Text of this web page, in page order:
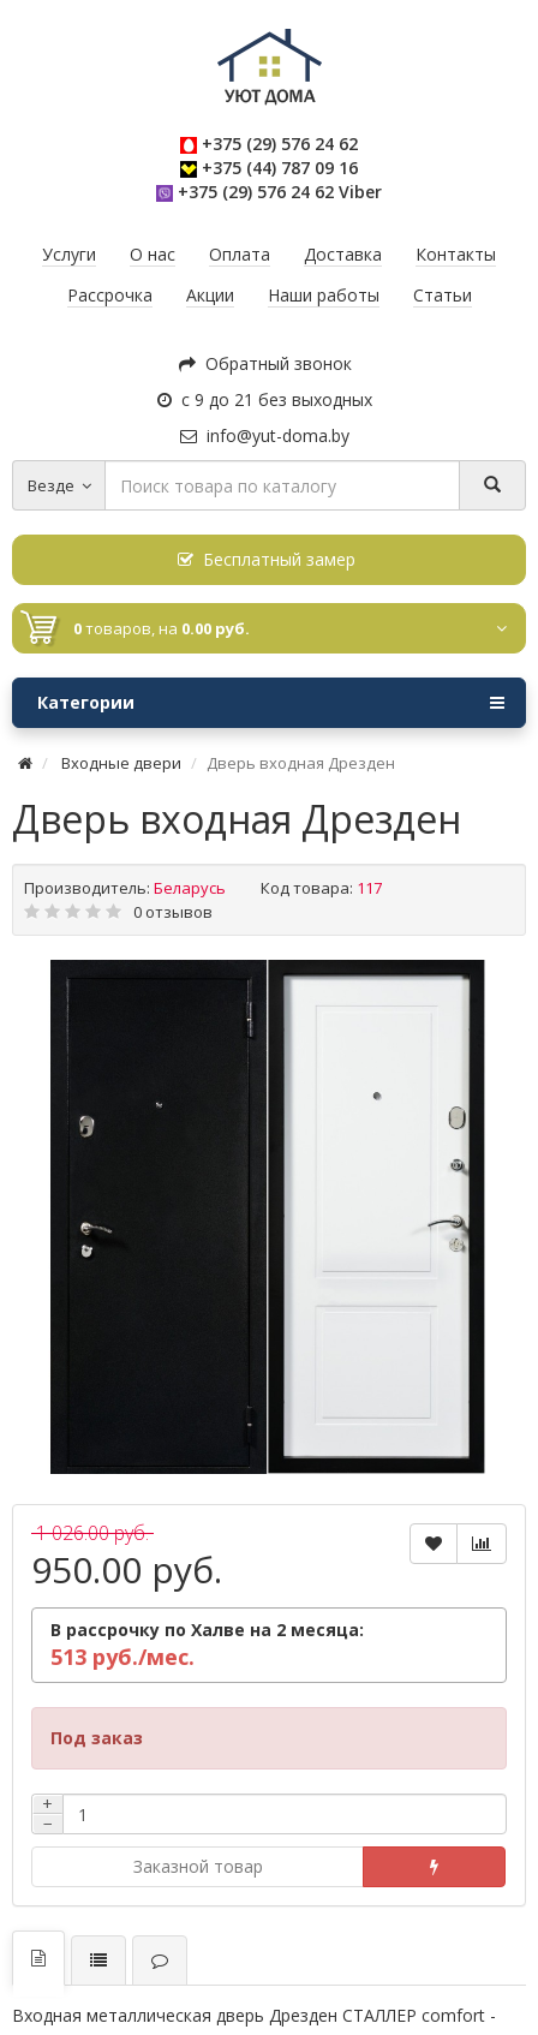
+375 (29) 576 24 62
+375 (44) 787 09 16
+375 (29) 576 24 62 Viber
Услуги О нас Оплата Доставка
Контакты
Рассрочка
Акции Наши работы Статьи
Обратный звонок
с 9 до 21 без выходных
info@yut-doma.by
Везде
Бесплатный замер
0товаров,на 0.00 руб.
Категории
Входные двери Дверь входная Дрезден
Дверь входная Дрезден
Производитель: Беларусь Код товара: 117
0 отзывов
1 026.00 руб.
950.00 руб.
В рассрочку по Халве на 2 месяца:
513 руб./мес.
Под заказ
+
−
Заказной товар
Входная металлическая дверь Дрезден СТАЛЛЕР comfort -